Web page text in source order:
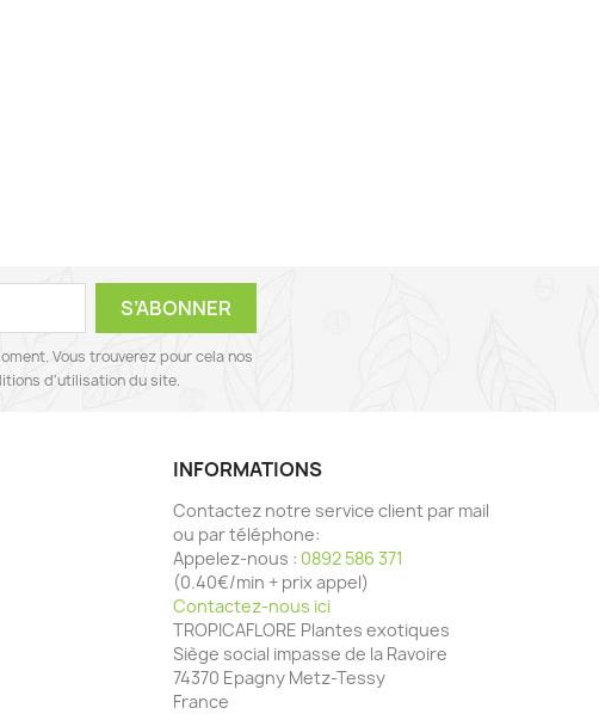
Vous trouverez pour cela nos
d'utilisation du site.
INFORMATIONS
Contactez notre service client par mail
ou par téléphone:
Appelez-nous : 0892 586 371
(0.40€/min + prix appel)
Contactez-nous ici
TROPICAFLORE Plantes exotiques
Siège social impasse de la Ravoire
74370 Epagny Metz-Tessy
France